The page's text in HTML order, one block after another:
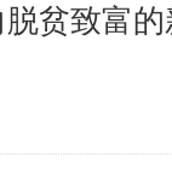
贫致富